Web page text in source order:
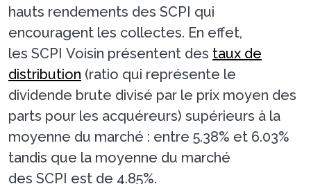
hauts rendements des SCPI qui
encouragent les collectes. En effet,
les SCPI Voisin présentent des taux de
distribution (ratio qui représente le
dividende brute divisé par le prix moyen des
parts pour les acquéreurs) supérieurs à la
moyenne du marché : entre 5.38% et 6.03%
tandis que la moyenne du marché
des SCPI est de 4.85%.